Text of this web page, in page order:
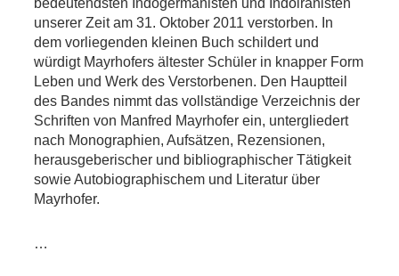
unserer Zeit am 31. Oktober 2011 verstorben. In
dem vorliegenden kleinen Buch schildert und
würdigt Mayrhofers ältester Schüler in knapper Form
Leben und Werk des Verstorbenen. Den Hauptteil
des Bandes nimmt das vollständige Verzeichnis der
Schriften von Manfred Mayrhofer ein, untergliedert
nach Monographien, Aufsätzen, Rezensionen,
herausgeberischer und bibliographischer Tätigkeit
sowie Autobiographischem und Literatur über
Mayrhofer.
…